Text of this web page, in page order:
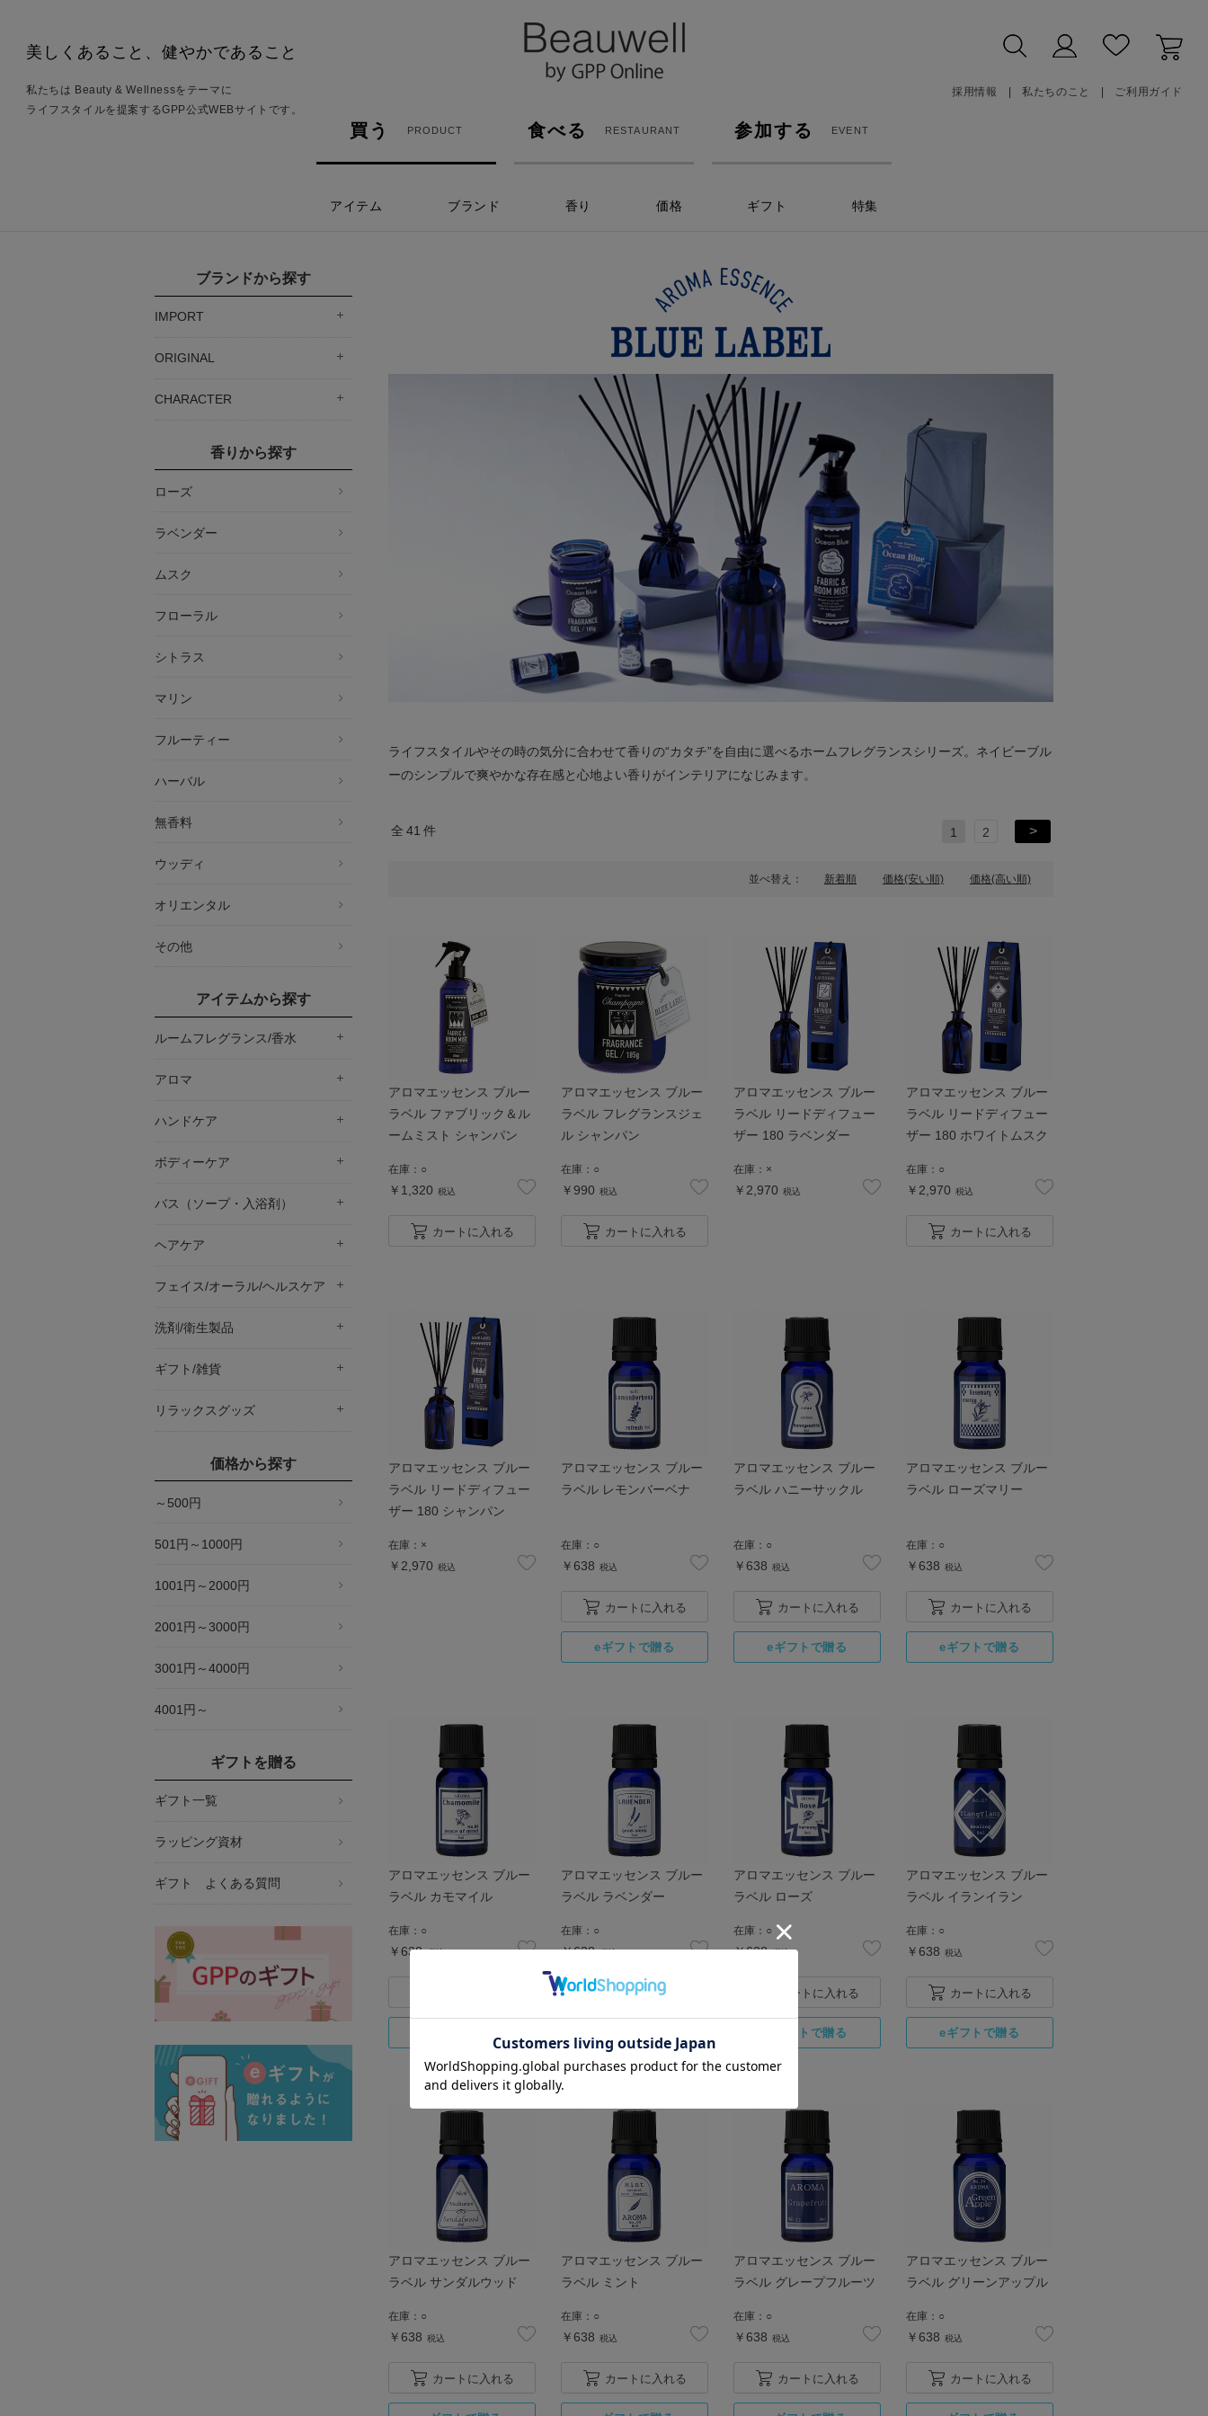
美しくあること、健やかであること
私たちは Beauty & Wellnessをテーマに
ライフスタイルを提案するGPP公式WEBサイトです。
採用情報 私たちのこと ご利用ガイド
買う PRODUCT 食べる RESTAURANT 参加する EVENT
アイテム ブランド 香り 価格 ギフト 特集
ブランドから探す
IMPORT
ORIGINAL
CHARACTER
香りから探す
ローズ
ラベンダー
ムスク
フローラル
シトラス
マリン
フルーティー
ハーバル
無香料
ウッディ
オリエンタル
その他
アイテムから探す
ルームフレグランス/香水
アロマ
ハンドケア
ボディーケア
バス（ソープ・入浴剤）
ヘアケア
フェイス/オーラル/ヘルスケア
洗剤/衛生製品
ギフト/雑貨
リラックスグッズ
価格から探す
～500円
501円～1000円
1001円～2000円
2001円～3000円
3001円～4000円
4001円～
ギフトを贈る
ギフト一覧
ラッピング資材
ギフト よくある質問
ライフスタイルやその時の気分に合わせて香りの“カタチ”を自由に選べるホームフレグランスシリーズ。ネイビーブル
ーのシンプルで爽やかな存在感と心地よい香りがインテリアになじみます。
全 41 件 1
2
並べ替え： 新着順 価格(安い順) 価格(高い順)
アロマエッセンス ブルー
ラベル ファブリック＆ル
ームミスト シャンパン
在庫： ○
￥1,320 税込
カートに入れる
アロマエッセンス ブルー
ラベル フレグランスジェ
ル シャンパン
在庫： ○
￥990 税込
カートに入れる
アロマエッセンス ブルー
ラベル リードディフュー
ザー 180 ラベンダー
在庫： ×
￥2,970 税込
アロマエッセンス ブルー
ラベル リードディフュー
ザー 180 ホワイトムスク
在庫： ○
￥2,970 税込
カートに入れる
アロマエッセンス ブルー
ラベル リードディフュー
ザー 180 シャンパン
在庫： ×
￥2,970 税込
アロマエッセンス ブルー
ラベル レモンバーベナ
在庫： ○
￥638 税込
カートに入れる
アロマエッセンス ブルー
ラベル ハニーサックル
在庫： ○
￥638 税込
カートに入れる
アロマエッセンス ブルー
ラベル ローズマリー
在庫： ○
￥638 税込
カートに入れる
アロマエッセンス ブルー
ラベル カモマイル
在庫： ○
￥638 税込
アロマエッセンス ブルー
ラベル ラベンダー
在庫： ○
￥638 税込
カートに入れる
アロマエッセンス ブルー
ラベル ローズ
在庫： ○
￥638 税込
カートに入れる
アロマエッセンス ブルー
ラベル イランイラン
在庫： ○
￥638 税込
カートに入れる
アロマエッセンス ブルー
ラベル サンダルウッド
在庫： ○
￥638 税込
カートに入れる
アロマエッセンス ブルー
ラベル ミント
在庫： ○
￥638 税込
カートに入れる
アロマエッセンス ブルー
ラベル グレープフルーツ
在庫： ○
￥638 税込
カートに入れる
アロマエッセンス ブルー
ラベル グリーンアップル
在庫： ○
￥638 税込
カートに入れる